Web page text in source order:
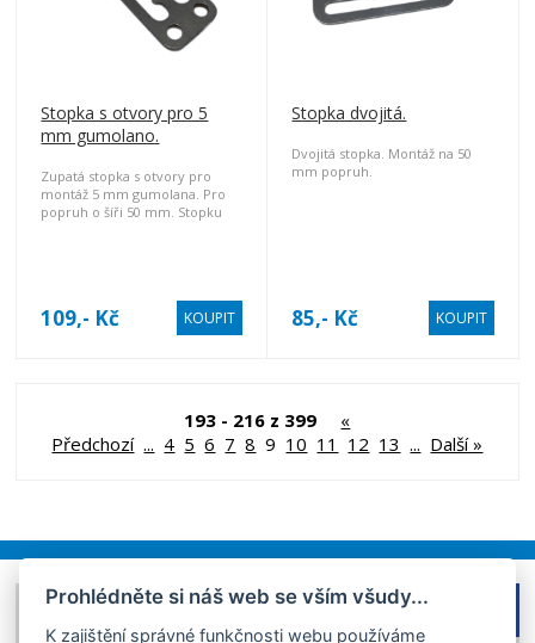
Stopka s otvory pro 5
mm gumolano.
Zupatá stopka s otvory pro
montáž 5 mm gumolana. Pro
popruh o šíři 50 mm. Stopku
109,- Kč KOUPIT
Stopka dvojitá.
Dvojitá stopka. Montáž na 50
mm popruh.
85,- Kč KOUPIT
193 - 216 z 399
«
Předchozí ... 4 5 6 7 8 9 10 11 12 13 ... Další »
FACEBOOK
Prohlédněte si náš web se vším všudy...
K zajištění správné funkčnosti webu používáme